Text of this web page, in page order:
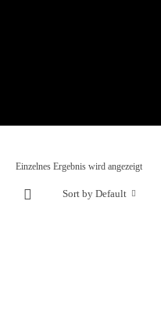
Einzelnes Ergebnis wird angezeigt
Sort by Default